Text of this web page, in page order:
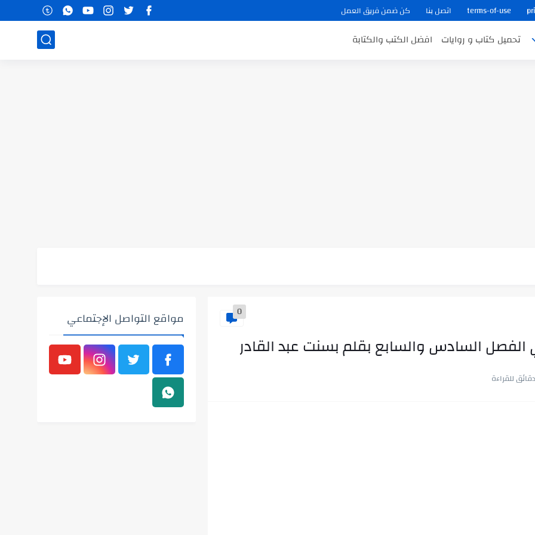
terms-of-use اتصل بنا كن ضمن فريق العمل
تحميل كتاب و روايات افضل الكتب والكتابة
في ثوانٍ
0
الفصل السادس والسابع بقلم بسنت عبد القادر
مواقع التواصل الإجتماعي